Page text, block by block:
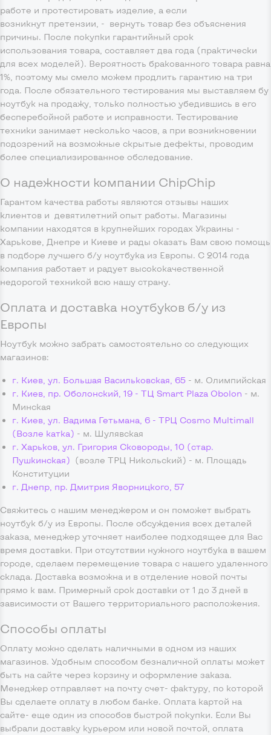
работе и протестировать изделие, а если
возникнут претензии, - вернуть товар без объяснения
причины. После покупки гарантийный срок
использования товара, составляет два года (практически
для всех моделей). Вероятность бракованного товара равна
1%, поэтому мы смело можем продлить гарантию на три
года. После обязательного тестирования мы выставляем бу
ноутбук на продажу, только полностью убедившись в его
бесперебойной работе и исправности. Тестирование
техники занимает несколько часов, а при возникновении
подозрений на возможные скрытые дефекты, проводим
более специализированное обследование.
О надежности компании ChipChip
Гарантом качества работы являются отзывы наших
клиентов и девятилетний опыт работы. Магазины
компании находятся в крупнейших городах Украины -
Харькове, Днепре и Киеве и рады оказать Вам свою помощь
в подборе лучшего б/у ноутбука из Европы. С 2014 года
компания работает и радует высококачественной
недорогой техникой всю нашу страну.
Оплата и доставка ноутбуков б/у из
Европы
Ноутбук можно забрать самостоятельно со следующих
магазинов:
г. Киев, ул. Большая Васильковская, 65 - м. Олимпийская
г. Киев, пр. Оболонский, 19 - ТЦ Smart Plaza Obolon - м.
Минская
г. Киев, ул. Вадима Гетьмана, 6 - ТРЦ Cosmo Multimall
(Возле катка) - м. Шулявская
г. Харьков, ул. Григория Сковороды, 10 (стар.
Пушкинская) (возле ТРЦ Никольский) - м. Площадь
Конституции
г. Днепр, пр. Дмитрия Яворницкого, 57
Свяжитесь с нашим менеджером и он поможет выбрать
ноутбук б/у из Европы. После обсуждения всех деталей
заказа, менеджер уточняет наиболее подходящее для Вас
время доставки. При отсутствии нужного ноутбука в вашем
городе, сделаем перемещение товара с нашего удаленного
склада. Доставка возможна и в отделение новой почты
прямо к вам. Примерный срок доставки от 1 до 3 дней в
зависимости от Вашего территориального расположения.
Способы оплаты
Оплату можно сделать наличными в одном из наших
магазинов. Удобным способом безналичной оплаты может
быть на сайте через корзину и оформление заказа.
Менеджер отправляет на почту счет- фактуру, по которой
Вы сделаете оплату в любом банке. Оплата картой на
сайте- еще один из способов быстрой покупки. Если Вы
выбрали доставку курьером или новой почтой, оплата